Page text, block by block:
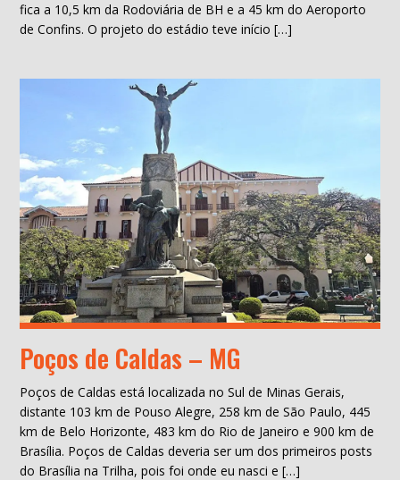
fica a 10,5 km da Rodoviária de BH e a 45 km do Aeroporto
de Confins. O projeto do estádio teve início […]
Poços de Caldas – MG
Poços de Caldas está localizada no Sul de Minas Gerais,
distante 103 km de Pouso Alegre, 258 km de São Paulo, 445
km de Belo Horizonte, 483 km do Rio de Janeiro e 900 km de
Brasília. Poços de Caldas deveria ser um dos primeiros posts
do Brasília na Trilha, pois foi onde eu nasci e […]